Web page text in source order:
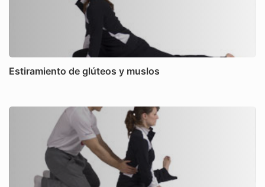
Estiramiento de glúteos y muslos